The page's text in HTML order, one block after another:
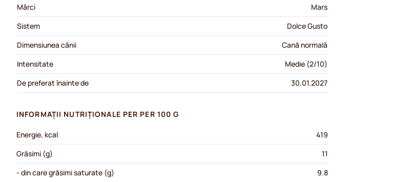
Mărci
Mars
Sistem
Dolce Gusto
Dimensiunea cănii
Cană normală
Intensitate
Medie (2/10)
De preferat înainte de
30.01.2027
INFORMAȚII NUTRIȚIONALE PER PER 100 G
Energie, kcal
419
Grăsimi (g)
11
- din care grăsimi saturate (g)
9.8